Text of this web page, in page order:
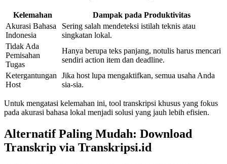
Kelemahan
Dampak pada Produktivitas
Akurasi Bahasa
Indonesia
Sering salah mendeteksi istilah teknis atau
singkatan lokal.
Tidak Ada
Pemisahan
Tugas
Hanya berupa teks panjang, notulis harus mencari
sendiri action item dan deadline.
Ketergantungan
Host
Jika host lupa mengaktifkan, semua usaha Anda
sia-sia.
Untuk mengatasi kelemahan ini, tool transkripsi khusus yang fokus
pada akurasi bahasa lokal menjadi solusi yang jauh lebih efisien.
Alternatif Paling Mudah: Download
Transkrip via Transkripsi.id